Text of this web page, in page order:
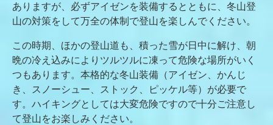
ありますが、必ずアイゼンを装備するとともに、冬山登
山の対策をして万全の体制で登山を楽しんでください。
この時期、ほかの登山道も、積った雪が日中に解け、朝
晩の冷え込みによりツルツルに凍って危険な場所がいく
つもあります。本格的な冬山装備（アイゼン、かんじ
き、スノーシュー、ストック、ピッケル等）が必要で
す。ハイキングとしては大変危険ですので十分ご注意し
て登山をお楽しみください。